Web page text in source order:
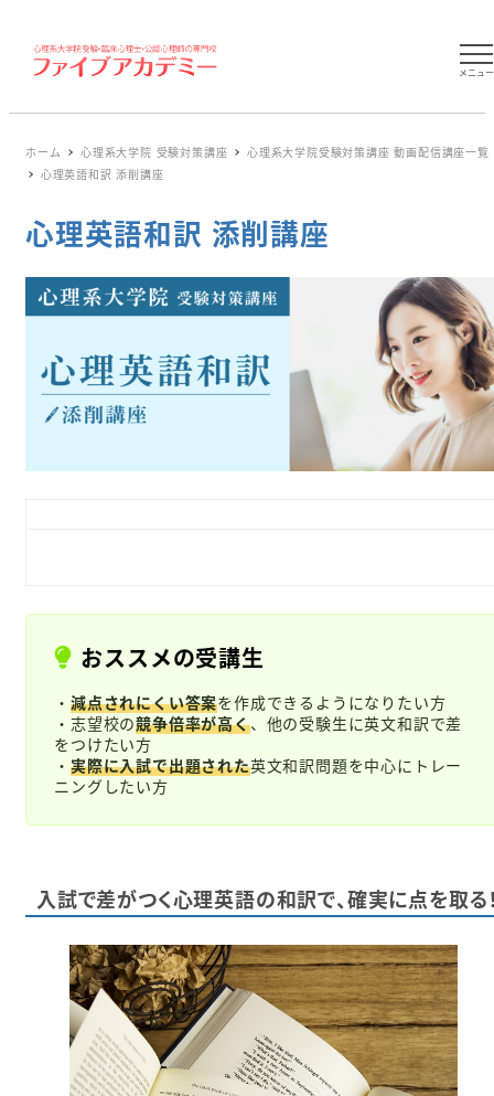
メニュー
ホーム 心理系大学院 受験対策講座
心理系大学院受験対策講座 動画配信講座一覧
心理英語和訳 添削講座
心理英語和訳 添削講座
おススメの受講生
・ 減点されにくい答案を作成できるようになりたい方
・志望校の競争倍率が高く、他の受験生に英文和訳で差
をつけたい方
・ 実際に入試で出題された英文和訳問題を中心にトレー
ニングしたい方
入試で差がつく心理英語の和訳で、確実に点を取る